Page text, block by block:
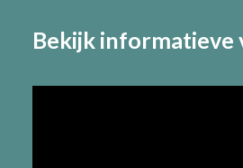
Bekijk informatieve